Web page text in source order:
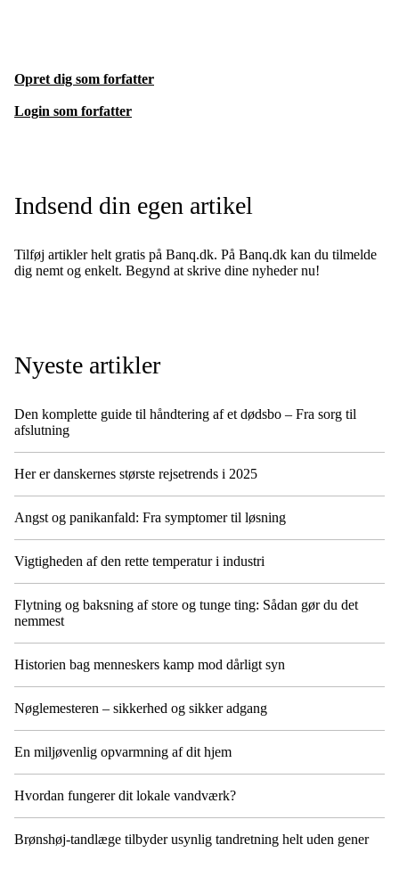
Opret dig som forfatter
Login som forfatter
Indsend din egen artikel
Tilføj artikler helt gratis på Banq.dk. På Banq.dk kan du tilmelde
dig nemt og enkelt. Begynd at skrive dine nyheder nu!
Nyeste artikler
Den komplette guide til håndtering af et dødsbo – Fra sorg til
afslutning
Her er danskernes største rejsetrends i 2025
Angst og panikanfald: Fra symptomer til løsning
Vigtigheden af den rette temperatur i industri
Flytning og baksning af store og tunge ting: Sådan gør du det
nemmest
Historien bag menneskers kamp mod dårligt syn
Nøglemesteren – sikkerhed og sikker adgang
En miljøvenlig opvarmning af dit hjem
Hvordan fungerer dit lokale vandværk?
Brønshøj-tandlæge tilbyder usynlig tandretning helt uden gener